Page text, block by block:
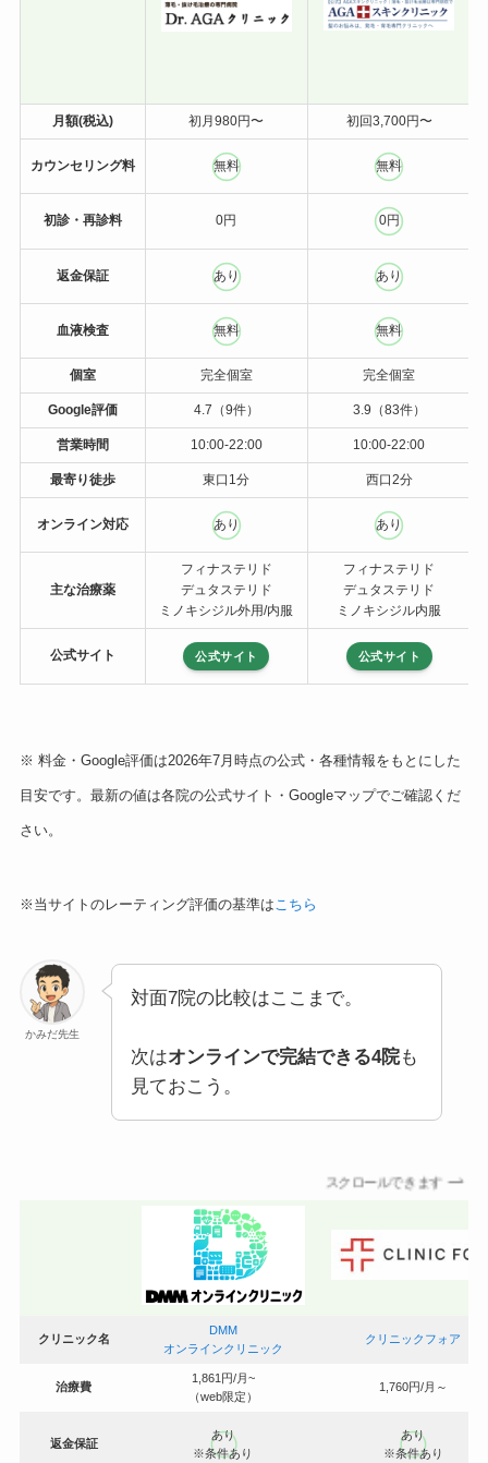
月額(税込) 初月980円〜 初回3,700円〜
カウンセリング料 無料 無料
初診・再診料 0円 0円
返金保証 あり あり
血液検査 無料 無料
個室 完全個室 完全個室
Google評価 4.7（9件） 3.9（83件）
営業時間 10:00-22:00 10:00-22:00
最寄り徒歩 東口1分 西口2分
オンライン対応 あり あり
主な治療薬
フィナステリド
デュタステリド
ミノキシジル外用/内服
フィナステリド
デュタステリド
ミノキシジル内服
公式サイト 公式サイト 公式サイト
※ 料金・Google評価は2026年7月時点の公式・各種情報をもとにした
目安です。最新の値は各院の公式サイト・Googleマップでご確認くだ
さい。
※当サイトのレーティング評価の基準は こちら
かみだ先生
対面7院の比較はここまで。
次はオンラインで完結できる4院も
見ておこう。
スクロールできます
クリニック名
DMM
オンラインクリニック
クリニックフォア
治療費
1,861円/月~
（web限定）
1,760円/月～
返金保証
あり
※条件あり
あり
※条件あり